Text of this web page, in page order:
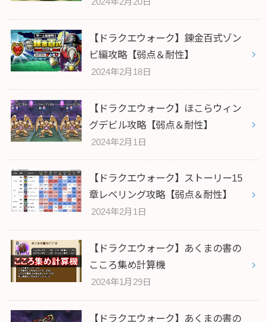
【ドラクエウォーク】錬金百式ゾン
ビ編攻略【弱点＆耐性】
2024年2月18日
【ドラクエウォーク】ほこらウィン
グデビル攻略【弱点＆耐性】
2024年2月1日
【ドラクエウォーク】ストーリー15
章レベリング攻略【弱点＆耐性】
2024年2月1日
【ドラクエウォーク】あくまの書の
こころ集め計算機
2024年1月29日
【ドラクエウォーク】あくまの書の